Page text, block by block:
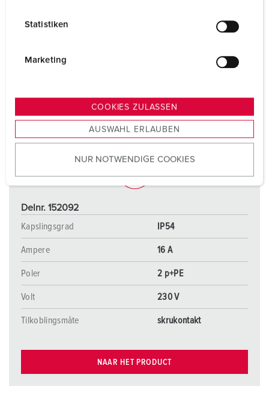
s
u
w
Statistiken
Marketing
COOKIES ZULASSEN
AUSWAHL ERLAUBEN
NUR NOTWENDIGE COOKIES
Delnr. 152092
Kapslingsgrad
IP54
Ampere 16 A
Poler 2 p+PE
Volt 230 V
Tilkoblingsmåte skrukontakt
NAAR HET PRODUCT